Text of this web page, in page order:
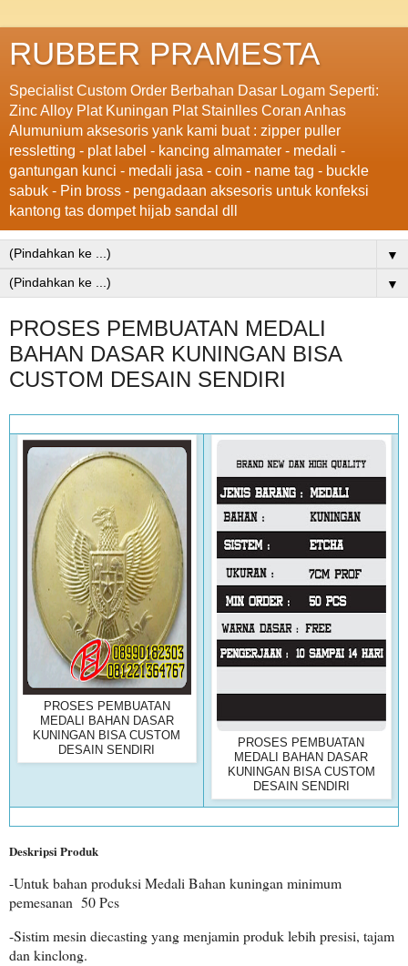
RUBBER PRAMESTA
Specialist Custom Order Berbahan Dasar Logam Seperti:
Zinc Alloy Plat Kuningan Plat Stainlles Coran Anhas
Alumunium aksesoris yank kami buat : zipper puller
ressletting - plat label - kancing almamater - medali -
gantungan kunci - medali jasa - coin - name tag - buckle
sabuk - Pin bross - pengadaan aksesoris untuk konfeksi
kantong tas dompet hijab sandal dll
▼
▼
PROSES PEMBUATAN MEDALI
BAHAN DASAR KUNINGAN BISA
CUSTOM DESAIN SENDIRI
PROSES PEMBUATAN
MEDALI BAHAN DASAR
KUNINGAN BISA CUSTOM
DESAIN SENDIRI
PROSES PEMBUATAN
MEDALI BAHAN DASAR
KUNINGAN BISA CUSTOM
DESAIN SENDIRI
Deskripsi Produk
-Untuk bahan produksi Medali Bahan kuningan minimum
pemesanan 50 Pcs
-Sistim mesin diecasting yang menjamin produk lebih presisi, tajam
dan kinclong.